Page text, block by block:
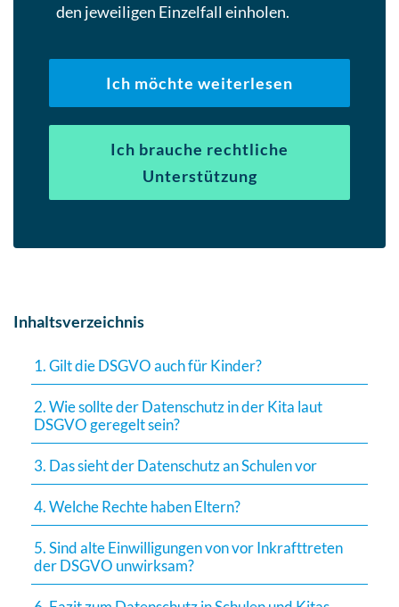
den jeweiligen Einzelfall einholen.
Ich möchte weiterlesen
Ich brauche rechtliche
Unterstützung
Inhaltsverzeichnis
1. Gilt die DSGVO auch für Kinder?
2. Wie sollte der Datenschutz in der Kita laut
DSGVO geregelt sein?
3. Das sieht der Datenschutz an Schulen vor
4. Welche Rechte haben Eltern?
5. Sind alte Einwilligungen von vor Inkrafttreten
der DSGVO unwirksam?